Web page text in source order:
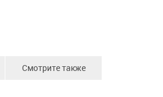
Смотрите также